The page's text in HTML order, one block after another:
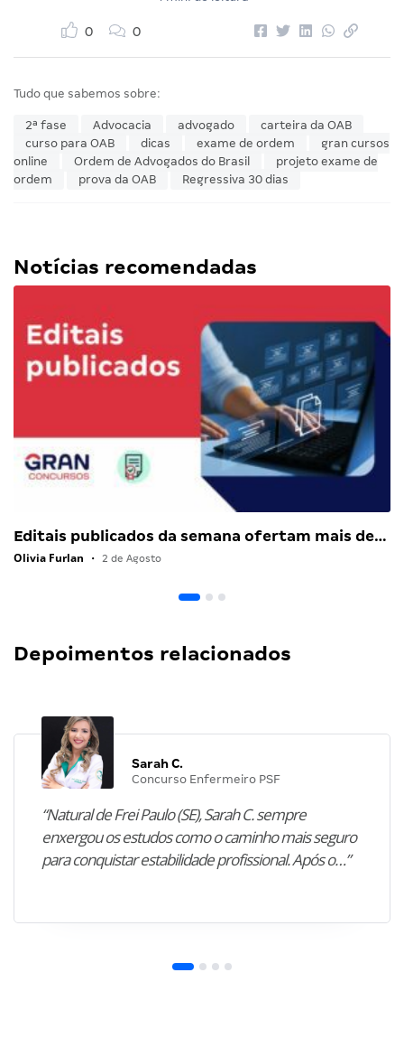
0 0
Tudo que sabemos sobre:
2ª fase Advocacia advogado
carteira da OAB
curso para OAB
dicas exame de ordem
gran cursos
online
Ordem de Advogados do Brasil
projeto exame de
ordem
prova da OAB Regressiva 30 dias
Notícias recomendadas
Editais publicados da semana ofertam mais de…
Olivia Furlan • 2 de Agosto
Depoimentos relacionados
Sarah C.
Concurso Enfermeiro PSF
“Natural de Frei Paulo (SE), Sarah C. sempre
enxergou os estudos como o caminho mais seguro
para conquistar estabilidade profissional. Após o…”